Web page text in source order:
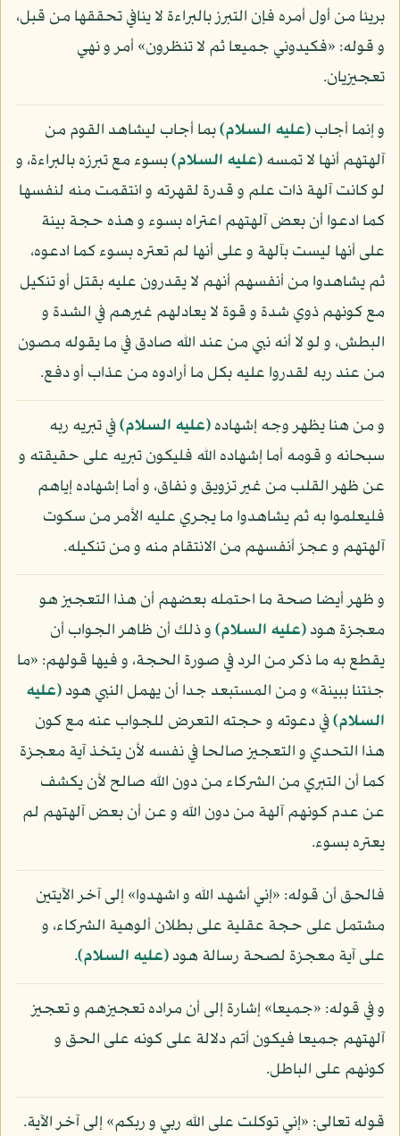
بريئا من أول أمره فإن التبرز بالبراءة لا ينافي تحققها من قبل،
و قوله: «فكيدوني جميعا ثم لا تنظرون» أمر و نهي
تعجيزيان.
و إنما أجاب(عليه السلام)بما أجاب ليشاهد القوم من
آلهتهم أنها لا تمسه(عليه السلام)بسوء مع تبرزه بالبراءة، و
لو كانت آلهة ذات علم و قدرة لقهرته و انتقمت منه لنفسها
كما ادعوا أن بعض آلهتهم اعتراه بسوء و هذه حجة بينة
على أنها ليست بآلهة و على أنها لم تعتره بسوء كما ادعوه،
ثم يشاهدوا من أنفسهم أنهم لا يقدرون عليه بقتل أو تنكيل
مع كونهم ذوي شدة و قوة لا يعادلهم غيرهم في الشدة و
البطش، و لو لا أنه نبي من عند الله صادق في ما يقوله مصون
من عند ربه لقدروا عليه بكل ما أرادوه من عذاب أو دفع.
و من هنا يظهر وجه إشهاده(عليه السلام)في تبريه ربه
سبحانه و قومه أما إشهاده الله فليكون تبريه على حقيقته و
عن ظهر القلب من غير تزويق و نفاق، و أما إشهاده إياهم
فليعلموا به ثم يشاهدوا ما يجري عليه الأمر من سكوت
آلهتهم و عجز أنفسهم من الانتقام منه و من تنكيله.
و ظهر أيضا صحة ما احتمله بعضهم أن هذا التعجيز هو
معجزة هود(عليه السلام)و ذلك أن ظاهر الجواب أن
يقطع به ما ذكر من الرد في صورة الحجة، و فيها قولهم: «ما
جئتنا ببينة» و من المستبعد جدا أن يهمل النبي هود(عليه
السلام)في دعوته و حجته التعرض للجواب عنه مع كون
هذا التحدي و التعجيز صالحا في نفسه لأن يتخذ آية معجزة
كما أن التبري من الشركاء من دون الله صالح لأن يكشف
عن عدم كونهم آلهة من دون الله و عن أن بعض آلهتهم لم
يعتره بسوء.
فالحق أن قوله: «إني أشهد الله و اشهدوا» إلى آخر الآيتين
مشتمل على حجة عقلية على بطلان ألوهية الشركاء، و
على آية معجزة لصحة رسالة هود(عليه السلام).
و في قوله: «جميعا» إشارة إلى أن مراده تعجيزهم و تعجيز
آلهتهم جميعا فيكون أتم دلالة على كونه على الحق و
كونهم على الباطل.
قوله تعالى: «إني توكلت على الله ربي و ربكم» إلى آخر الآية.